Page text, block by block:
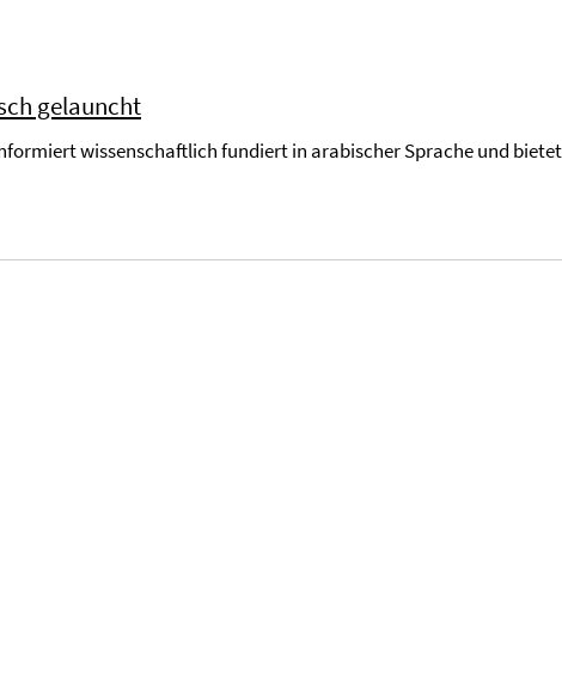
gelauncht
wissenschaftlich fundiert in arabischer Sprache und